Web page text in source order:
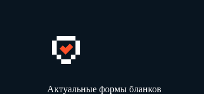
Актуальные формы бланков